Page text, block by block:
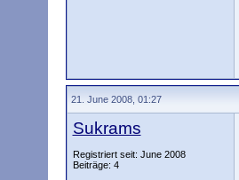
21. June 2008, 01:27
Sukrams
Registriert seit: June 2008
Beiträge: 4